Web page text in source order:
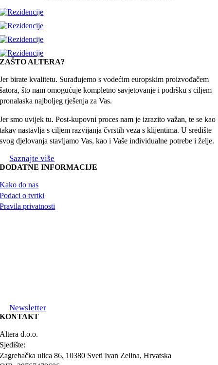
ZAŠTO ALTERA?
Jer birate kvalitetu. Surađujemo s vodećim europskim proizvođačem
šatora, što nam omogućuje kompletno savjetovanje i podršku s ciljem
pronalaska najboljeg rješenja za Vas.
Jer smo uvijek tu. Post-kupovni proces nam je izrazito važan, te se kao
takav nastavlja s ciljem razvijanja čvrstih veza s klijentima. U središte
svog djelovanja stavljamo Vas, kao i Vaše individualne potrebe i želje.
Saznajte više
DODATNE INFORMACIJE
Kako do nas
Podaci o tvrtki
Pravila privatnosti
Newsletter
KONTAKT
Altera d.o.o.
Sjedište:
Zagrebačka ulica 86, 10380 Sveti Ivan Zelina, Hrvatska